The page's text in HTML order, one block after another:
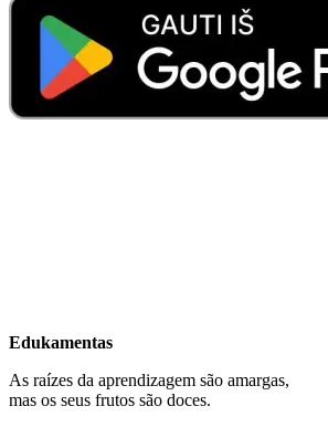
Edukamentas
As raízes da aprendizagem são amargas,
mas os seus frutos são doces.